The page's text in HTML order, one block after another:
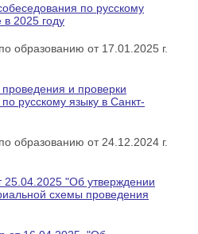
по русскому
в 2025 году
образованию от 17.01.2025 г.
и проверки
русскому языку в Санкт-
образованию от 24.12.2024 г.
"Об утверждении
схемы проведения